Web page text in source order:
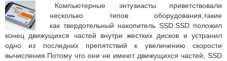
Компьютерные энтузиасты приветствовали
несколько типов оборудования,такие
как твердотельный накопитель SSD.SSD положил
конец движущихся частей внутри жестких дисков и устранил
одно из последних препятствий к увеличению скорости
вычисления.Потому что они не имеют движущихся частей, SSD